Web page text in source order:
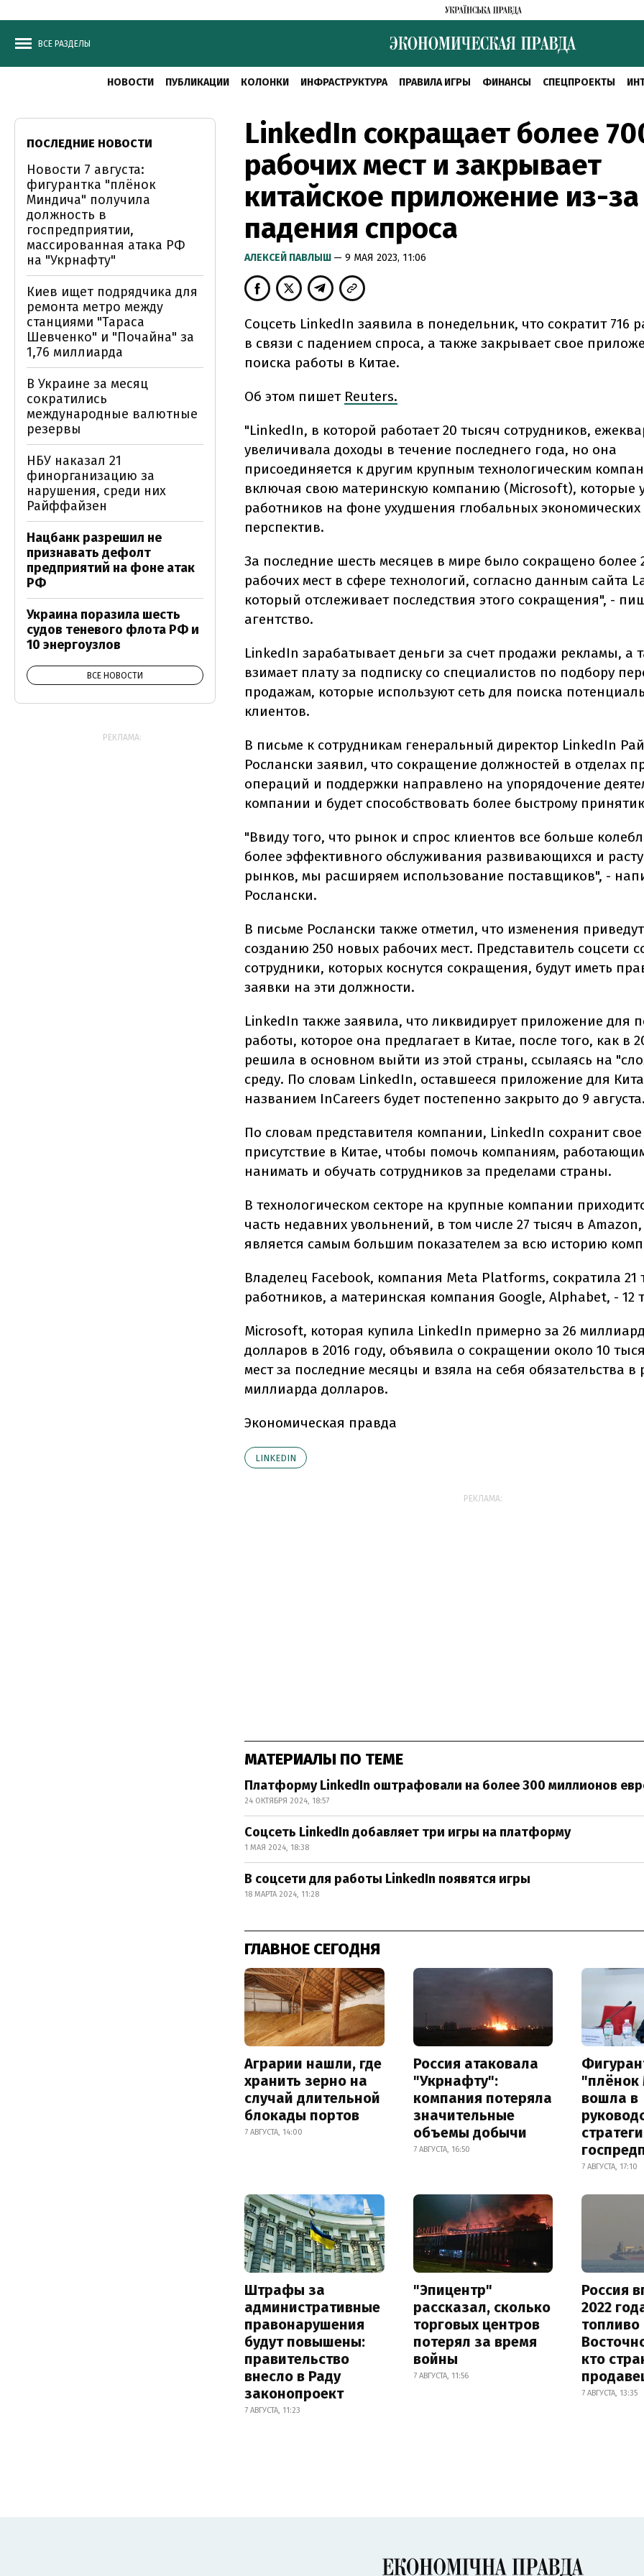
ВСЕ РАЗДЕЛЫ
НОВОСТИ ПУБЛИКАЦИИ КОЛОНКИ ИНФРАСТРУКТУРА ПРАВИЛА ИГРЫ ФИНАНСЫ СПЕЦПРОЕКТЫ
LinkedIn сокращает более
рабочих мест и закрывает
китайское приложение из-за
падения спроса
АЛЕКСЕЙ ПАВЛЫШ — 9 МАЯ 2023, 11:06
Соцсеть LinkedIn заявила в понедельник, что сократит 716
в связи с падением спроса, а также закрывает свое
поиска работы в Китае.
Об этом пишет Reuters.
"LinkedIn, в которой работает 20 тысяч сотрудников,
увеличивала доходы в течение последнего года, но она
присоединяется к другим крупным технологическим
включая свою материнскую компанию (Microsoft), которые
работников на фоне ухудшения глобальных экономических
перспектив.
За последние шесть месяцев в мире было сокращено более
рабочих мест в сфере технологий, согласно данным сайта
который отслеживает последствия этого сокращения", -
агентство.
LinkedIn зарабатывает деньги за счет продажи рекламы, а
взимает плату за подписку со специалистов по подбору
продажам, которые используют сеть для поиска
клиентов.
В письме к сотрудникам генеральный директор LinkedIn
Рослански заявил, что сокращение должностей в отделах
операций и поддержки направлено на упорядочение
компании и будет способствовать более быстрому
"Ввиду того, что рынок и спрос клиентов все больше
более эффективного обслуживания развивающихся и
рынков, мы расширяем использование поставщиков", -
Рослански.
В письме Рослански также отметил, что изменения
созданию 250 новых рабочих мест. Представитель соцсети
сотрудники, которых коснутся сокращения, будут иметь
заявки на эти должности.
LinkedIn также заявила, что ликвидирует приложение для
работы, которое она предлагает в Китае, после того, как в
решила в основном выйти из этой страны, ссылаясь на
среду. По словам LinkedIn, оставшееся приложение для
названием InCareers будет постепенно закрыто до 9
По словам представителя компании, LinkedIn сохранит свое
присутствие в Китае, чтобы помочь компаниям,
нанимать и обучать сотрудников за пределами страны.
В технологическом секторе на крупные компании
часть недавних увольнений, в том числе 27 тысяч в
является самым большим показателем за всю историю
Владелец Facebook, компания Meta Platforms, сократила 21
работников, а материнская компания Google, Alphabet, - 12
Microsoft, которая купила LinkedIn примерно за 26
долларов в 2016 году, объявила о сокращении около 10
мест за последние месяцы и взяла на себя обязательства в
миллиарда долларов.
Экономическая правда
LINKEDIN
РЕКЛАМА:
МАТЕРИАЛЫ ПО ТЕМЕ
Платформу LinkedIn оштрафовали на более 300 миллионов
24 ОКТЯБРЯ 2024, 18:57
Соцсеть LinkedIn добавляет три игры на платформу
1 МАЯ 2024, 18:38
В соцсети для работы LinkedIn появятся игры
18 МАРТА 2024, 11:28
ГЛАВНОЕ СЕГОДНЯ
Аграрии нашли, где
хранить зерно на
случай длительной
блокады портов
7 АВГУСТА, 14:00
Россия атаковала
"Укрнафту":
компания потеряла
значительные
объемы добычи
7 АВГУСТА, 16:50
вошла в
7 АВГУСТА, 17:10
Штрафы за
административные
правонарушения
будут повышены:
правительство
внесло в Раду
законопроект
7 АВГУСТА, 11:23
"Эпицентр"
рассказал, сколько
торговых центров
потерял за время
войны
7 АВГУСТА, 11:56
Россия
2022
кто
7 АВГУСТА, 13:35
ПОСЛЕДНИЕ НОВОСТИ
Новости 7 августа:
фигурантка "плёнок
Миндича" получила
должность в
госпредприятии,
массированная атака РФ
на "Укрнафту"
Киев ищет подрядчика для
ремонта метро между
станциями "Тараса
Шевченко" и "Почайна" за
1,76 миллиарда
В Украине за месяц
сократились
международные валютные
резервы
НБУ наказал 21
финорганизацию за
нарушения, среди них
Райффайзен
Нацбанк разрешил не
признавать дефолт
предприятий на фоне атак
РФ
Украина поразила шесть
судов теневого флота РФ и
10 энергоузлов
ВСЕ НОВОСТИ
РЕКЛАМА: